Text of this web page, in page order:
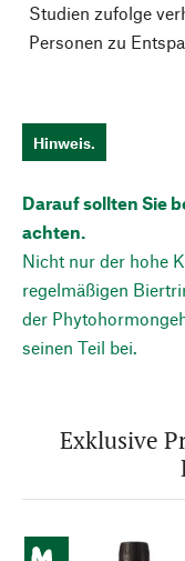
Studien zufolge
Personen zu
Hinweis.
Darauf sollten Sie
achten.
Nicht nur der hohe
regelmäßigen
der
seinen Teil bei.
Exklusive